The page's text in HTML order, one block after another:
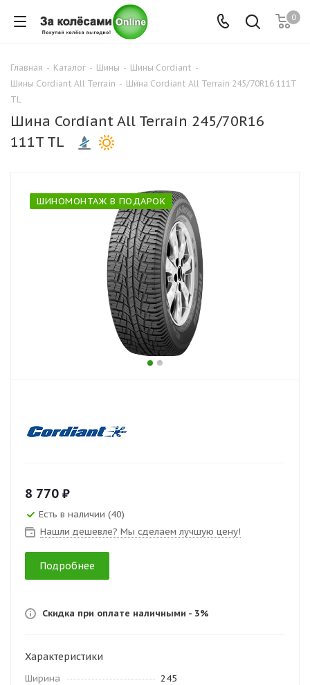
0
Главная - Каталог - Шины - Шины Cordiant -
Шины Cordiant All Terrain - Шина Cordiant All Terrain 245/70R16 111T
TL
Шина Cordiant All Terrain 245/70R16
111T TL
ШИНОМОНТАЖ В ПОДАРОК
8 770 ₽
Есть в наличии (40)
Нашли дешевле? Мы сделаем лучшую цену!
Подробнее
Скидка при оплате наличными - 3%
Характеристики
Ширина
245